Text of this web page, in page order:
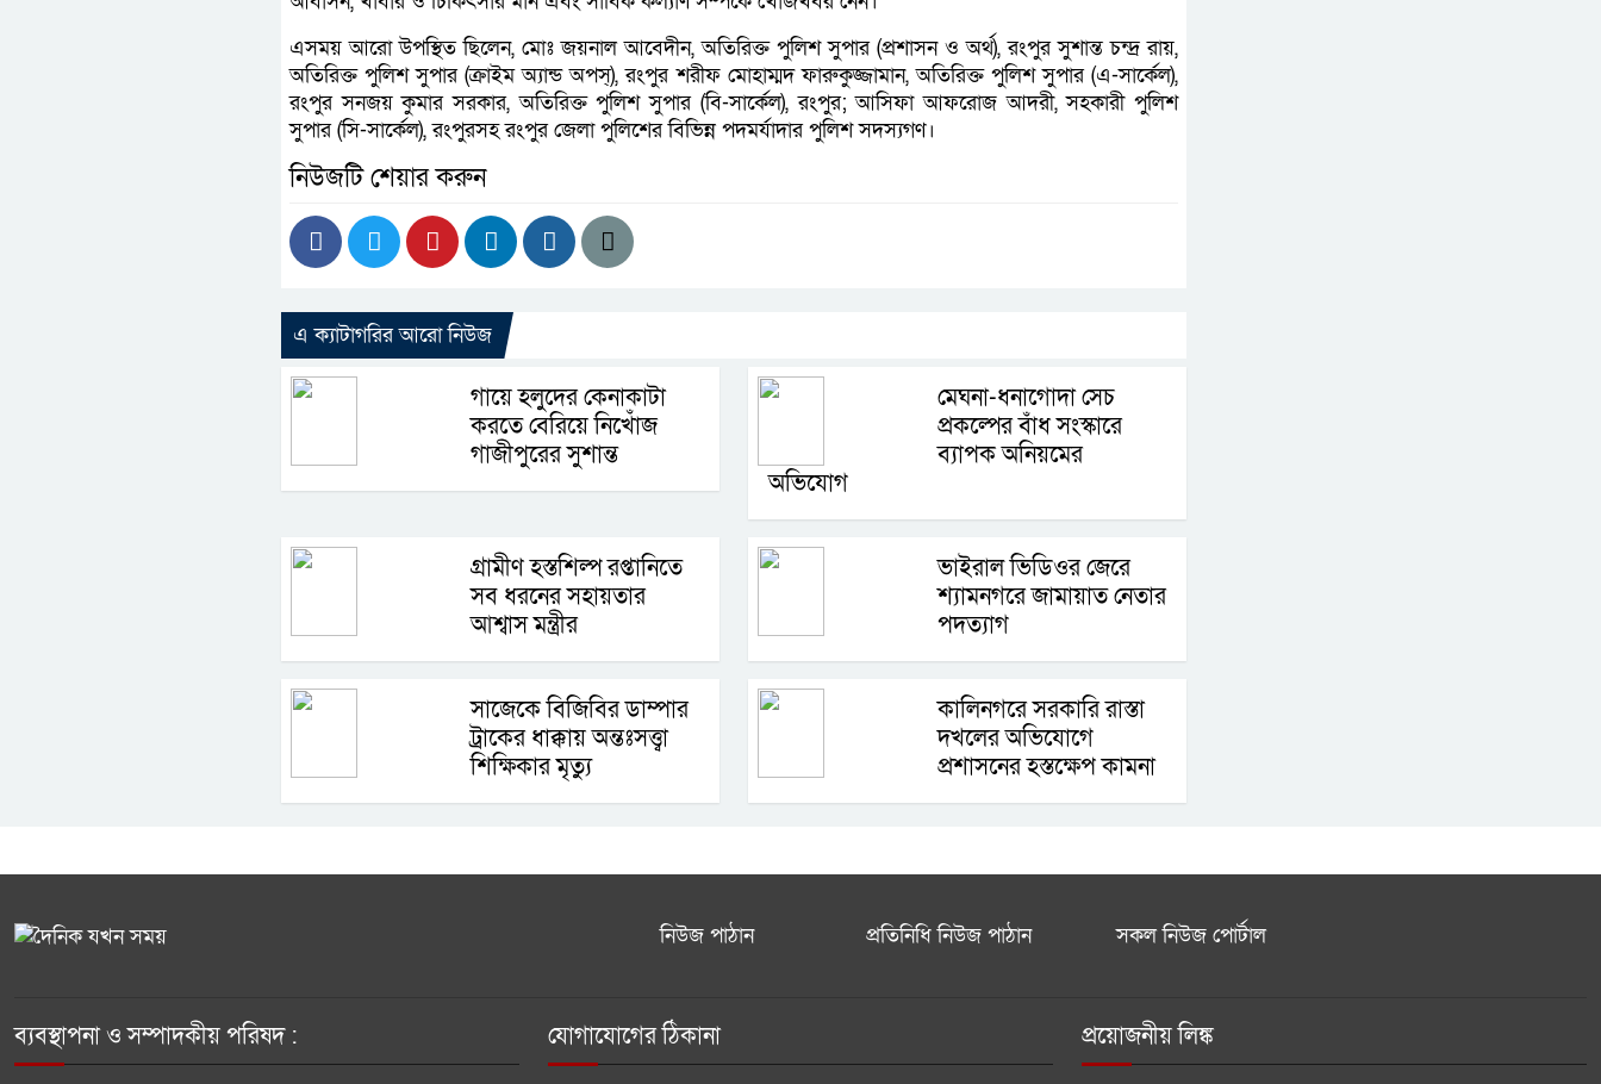
এসময় আরো উপস্থিত ছিলেন, মোঃ জয়নাল আবেদীন, অতিরিক্ত পুলিশ সুপার (প্রশাসন ও অর্থ), রংপুর সুশান্ত চন্দ্র রায়,
অতিরিক্ত পুলিশ সুপার (ক্রাইম অ্যান্ড অপস্), রংপুর শরীফ মোহাম্মদ ফারুকুজ্জামান, অতিরিক্ত পুলিশ সুপার (এ-সার্কেল),
রংপুর সনজয় কুমার সরকার, অতিরিক্ত পুলিশ সুপার (বি-সার্কেল), রংপুর; আসিফা আফরোজ আদরী, সহকারী পুলিশ
সুপার (সি-সার্কেল), রংপুরসহ রংপুর জেলা পুলিশের বিভিন্ন পদমর্যাদার পুলিশ সদস্যগণ।
নিউজটি শেয়ার করুন
এ ক্যাটাগরির আরো নিউজ
গায়ে হলুদের কেনাকাটা
করতে বেরিয়ে নিখোঁজ
গাজীপুরের সুশান্ত
মেঘনা-ধনাগোদা সেচ
প্রকল্পের বাঁধ সংস্কারে
ব্যাপক অনিয়মের
অভিযোগ
গ্রামীণ হস্তশিল্প রপ্তানিতে
সব ধরনের সহায়তার
আশ্বাস মন্ত্রীর
ভাইরাল ভিডিওর জেরে
শ্যামনগরে জামায়াত নেতার
পদত্যাগ
সাজেকে বিজিবির ডাম্পার
ট্রাকের ধাক্কায় অন্তঃসত্ত্বা
শিক্ষিকার মৃত্যু
কালিনগরে সরকারি রাস্তা
দখলের অভিযোগে
প্রশাসনের হস্তক্ষেপ কামনা
নিউজ পাঠান প্রতিনিধি নিউজ পাঠান সকল নিউজ পোর্টাল
ব্যবস্থাপনা ও সম্পাদকীয় পরিষদ : যোগাযোগের ঠিকানা প্রয়োজনীয় লিঙ্ক